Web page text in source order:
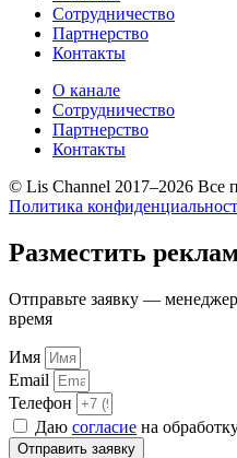
Сотрудничество
Партнерство
Контакты
О канале
Сотрудничество
Партнерство
Контакты
© Lis Channel 2017–2026 Все
Политика
Разместить
Отправьте заявку —
время
Имя
Email
Телефон
Даю согласие на
Отправить заявку